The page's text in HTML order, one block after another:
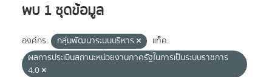
พบ 1 ชุดข้อมูล
องค์กร: กลุ่มพัฒนาระบบบริหาร
แท็ค:
ผลการประเมินสถานะหน่วยงานภาครัฐในการเป็นระบบราชการ
4.0